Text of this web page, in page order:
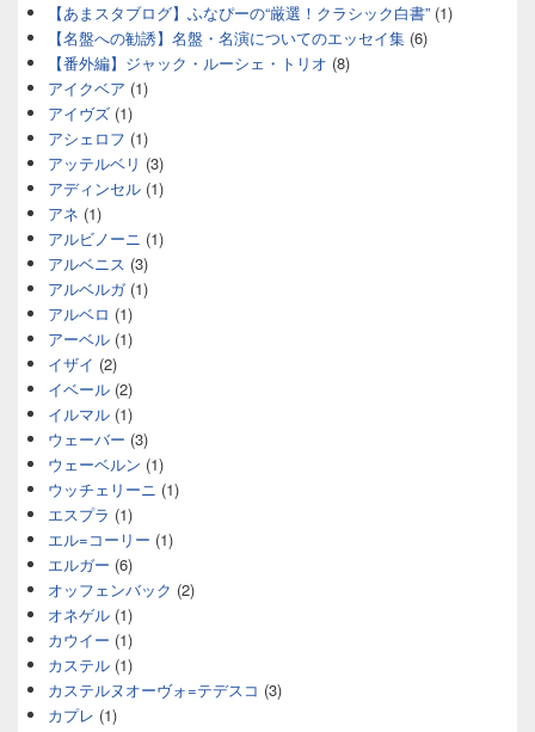
【あまスタブログ】ふなぴーの“厳選！クラシック白書” (1)
【名盤への勧誘】名盤・名演についてのエッセイ集 (6)
【番外編】ジャック・ルーシェ・トリオ (8)
アイクベア (1)
アイヴズ (1)
アシェロフ (1)
アッテルベリ (3)
アディンセル (1)
アネ (1)
アルビノーニ (1)
アルベニス (3)
アルベルガ(1)
アルベロ (1)
アーベル (1)
イザイ (2)
イベール (2)
イルマル (1)
ウェーバー (3)
ウェーベルン (1)
ウッチェリーニ (1)
エスプラ (1)
エル=コーリー (1)
エルガー (6)
オッフェンバック (2)
オネゲル (1)
カウイー (1)
カステル (1)
カステルヌオーヴォ=テデスコ (3)
カプレ (1)